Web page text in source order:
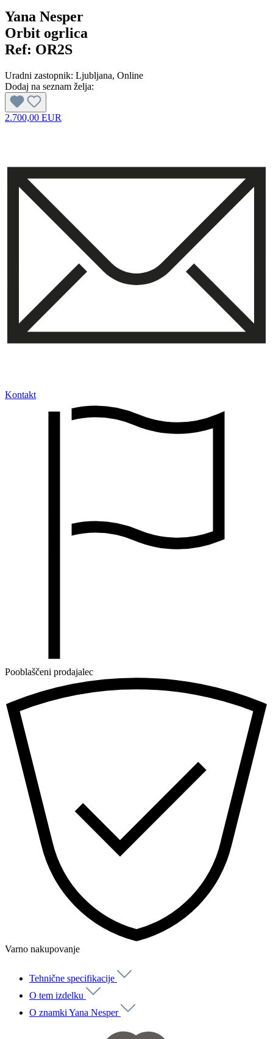
Yana Nesper
Orbit ogrlica
Ref: OR2S
Uradni zastopnik: Ljubljana, Online
Dodaj na seznam želja:
2.700,00 EUR
Kontakt
Pooblaščeni prodajalec
Varno nakupovanje
Tehnične specifikacije
O tem izdelku
O znamki Yana Nesper